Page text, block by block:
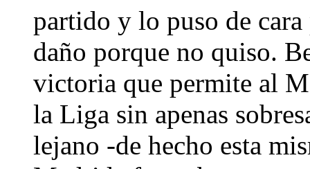
partido y lo puso de
daño porque no quiso.
victoria que permite al
la Liga sin apenas
lejano -de hecho esta